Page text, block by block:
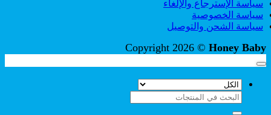
سياسة الإسترجاع والإلغاء
سياسة الخصوصية
سياسة الشحن والتوصيل
Copyright 2026 © Honey Baby
البحث